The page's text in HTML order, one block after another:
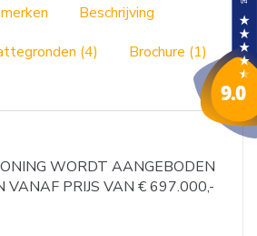
Beschrijving
(4)
Brochure (1)
WORDT AANGEBODEN
VANAF PRIJS VAN € 697.000,-